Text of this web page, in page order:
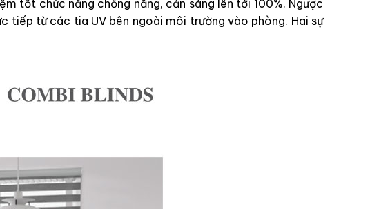
tốt chức năng chống nắng, cản sáng lên tới 100%. Ngược
tiếp từ các tia UV bên ngoài môi trường vào phòng. Hai sự